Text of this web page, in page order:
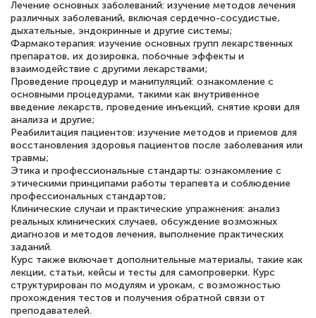
Лечение основных заболеваний: изучение методов лечения
различных заболеваний, включая сердечно-сосудистые,
дыхательные, эндокринные и другие системы;
Фармакотерапия: изучение основных групп лекарственных
препаратов, их дозировка, побочные эффекты и
взаимодействие с другими лекарствами;
Проведение процедур и манипуляций: ознакомление с
основными процедурами, такими как внутривенное
введение лекарств, проведение инъекций, снятие крови для
анализа и другие;
Реабилитация пациентов: изучение методов и приемов для
восстановления здоровья пациентов после заболевания или
травмы;
Этика и профессиональные стандарты: ознакомление с
этическими принципами работы терапевта и соблюдение
профессиональных стандартов;
Клинические случаи и практические упражнения: анализ
реальных клинических случаев, обсуждение возможных
диагнозов и методов лечения, выполнение практических
заданий.
Курс также включает дополнительные материалы, такие как
лекции, статьи, кейсы и тесты для самопроверки. Курс
структурирован по модулям и урокам, с возможностью
прохождения тестов и получения обратной связи от
преподавателей.